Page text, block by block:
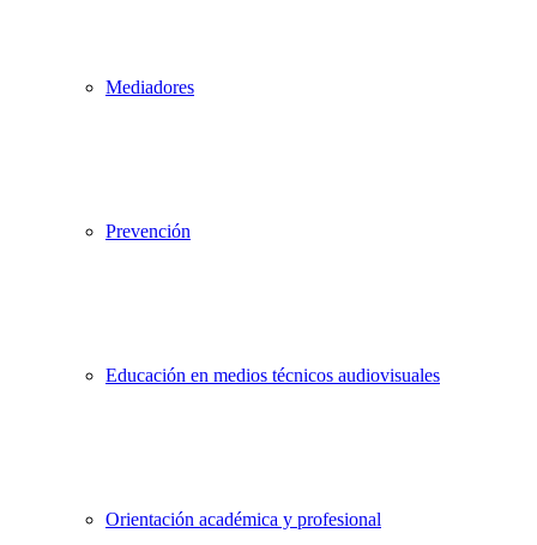
Mediadores
Prevención
Educación en medios técnicos audiovisuales
Orientación académica y profesional